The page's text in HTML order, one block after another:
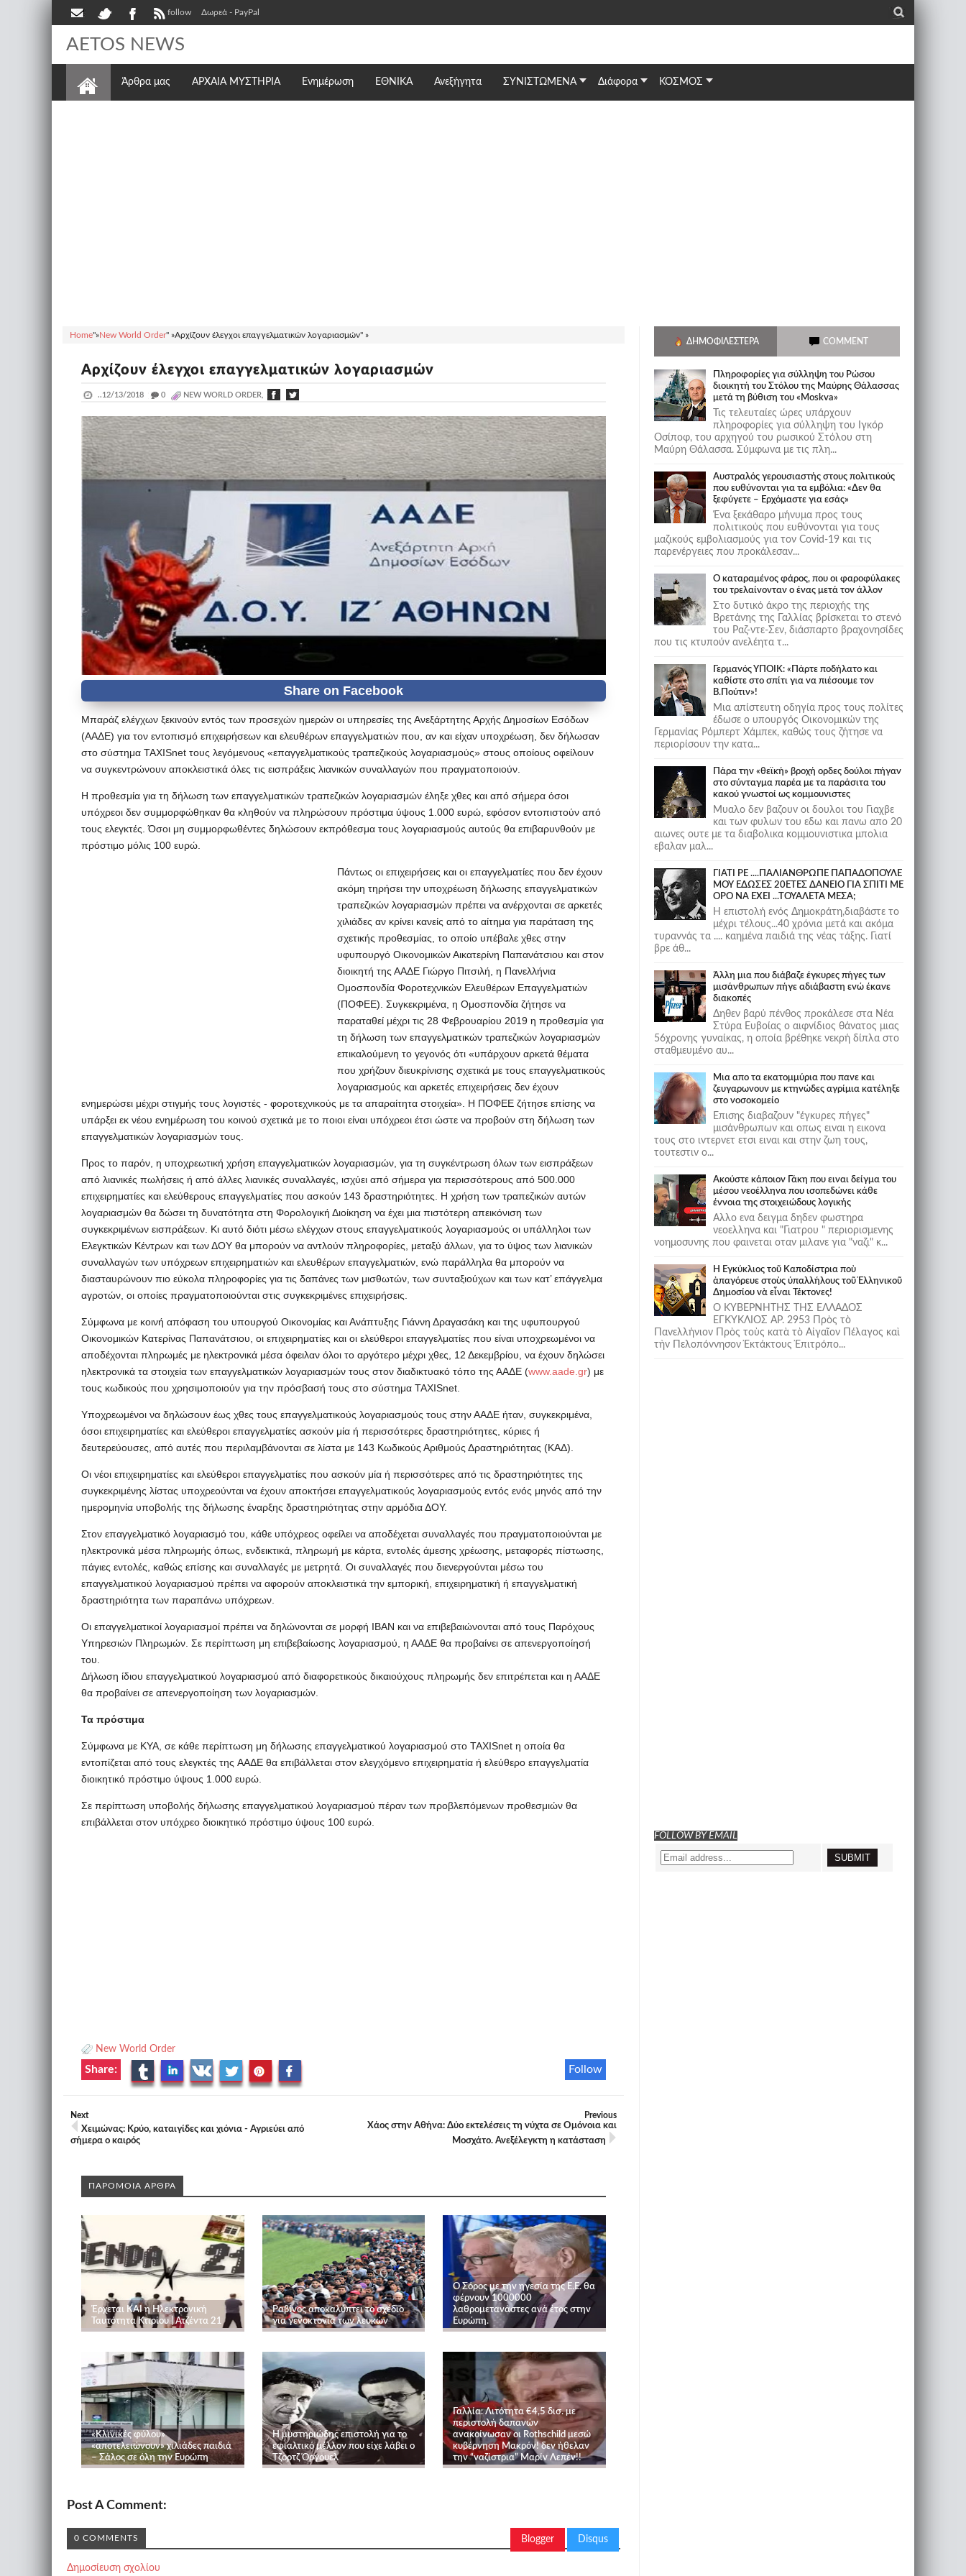
follow Δωρεά - PayPal _
AETOS NEWS
Άρθρα μας ΑΡΧΑΙΑ ΜΥΣΤΗΡΙΑ Ενημέρωση ΕΘΝΙΚΆ Ανεξήγητα ΣΥΝΙΣΤΩΜΕΝΑ Διάφορα ΚΟΣΜΟΣ
Home"»New World Order" »Αρχίζουν έλεγχοι επαγγελματικών λογαριασμών" »
Αρχίζουν έλεγχοι επαγγελματικών λογαριασμών
..12/13/2018 _ 0 NEW WORLD ORDER,
Μπαράζ ελέγχων ξεκινούν εντός των προσεχών ημερών οι υπηρεσίες της Ανεξάρτητης Αρχής Δημοσίων Εσόδων
(ΑΑΔΕ) για τον εντοπισμό επιχειρήσεων και ελευθέρων επαγγελματιών που, αν και είχαν υποχρέωση, δεν δήλωσαν
στο σύστημα TAXISnet τους λεγόμενους «επαγγελματικούς τραπεζικούς λογαριασμούς» στους οποίους οφείλουν
να συγκεντρώνουν αποκλειστικά όλες τις εισπράξεις λιανικών συναλλαγών που πραγματοποιούν.
Η προθεσμία για τη δήλωση των επαγγελματικών τραπεζικών λογαριασμών έληξε χθες και από σήμερα όσοι
υπόχρεοι δεν συμμορφώθηκαν θα κληθούν να πληρώσουν πρόστιμα ύψους 1.000 ευρώ, εφόσον εντοπιστούν από
τους ελεγκτές. Όσοι μη συμμορφωθέντες δηλώσουν εκπρόθεσμα τους λογαριασμούς αυτούς θα επιβαρυνθούν με
πρόστιμο μόλις 100 ευρώ.
Πάντως οι επιχειρήσεις και οι επαγγελματίες που δεν έχουν
ακόμη τηρήσει την υποχρέωση δήλωσης επαγγελματικών
τραπεζικών λογαριασμών πρέπει να ανέρχονται σε αρκετές
χιλιάδες αν κρίνει κανείς από το αίτημα για παράταση της
σχετικής προθεσμίας, το οποίο υπέβαλε χθες στην
υφυπουργό Οικονομικών Αικατερίνη Παπανάτσιου και στον
διοικητή της ΑΑΔΕ Γιώργο Πιτσιλή, η Πανελλήνια
Ομοσπονδία Φοροτεχνικών Ελευθέρων Επαγγελματιών
(ΠΟΦΕΕ). Συγκεκριμένα, η Ομοσπονδία ζήτησε να
παραταθεί μέχρι τις 28 Φεβρουαρίου 2019 η προθεσμία για
τη δήλωση των επαγγελματικών τραπεζικών λογαριασμών
επικαλούμενη το γεγονός ότι «υπάρχουν αρκετά θέματα
που χρήζουν διευκρίνισης σχετικά με τους επαγγελματικούς
λογαριασμούς και αρκετές επιχειρήσεις δεν έχουν
ενημερώσει μέχρι στιγμής τους λογιστές - φοροτεχνικούς με τα απαραίτητα στοιχεία». Η ΠΟΦΕΕ ζήτησε επίσης να
υπάρξει εκ νέου ενημέρωση του κοινού σχετικά με το ποιοι είναι υπόχρεοι έτσι ώστε να προβούν στη δήλωση των
επαγγελματικών λογαριασμών τους.
Προς το παρόν, η υποχρεωτική χρήση επαγγελματικών λογαριασμών, για τη συγκέντρωση όλων των εισπράξεων
από λιανικές πωλήσεις ή από άλλες λιανικές συναλλαγές, ισχύει από σήμερα για περισσότερους από 500.000
επιχειρηματίες και ελεύθερους επαγγελματίες που ασκούν 143 δραστηριότητες. Η χρήση των τραπεζικών αυτών
λογαριασμών θα δώσει τη δυνατότητα στη Φορολογική Διοίκηση να έχει μια πιστότερη απεικόνιση των
συγκεκριμένων εισπράξεων. Κι αυτό διότι μέσω ελέγχων στους επαγγελματικούς λογαριασμούς οι υπάλληλοι των
Ελεγκτικών Κέντρων και των ΔΟΥ θα μπορούν να αντλούν πληροφορίες, μεταξύ άλλων, για το ύψος των λιανικών
συναλλαγών των υπόχρεων επιχειρηματιών και ελευθέρων επαγγελματιών, ενώ παράλληλα θα μπορούν να
διασταυρώνουν πιο εύκολα πληροφορίες για τις δαπάνες των μισθωτών, των συνταξιούχων και των κατ’ επάγγελμα
αγροτών, οι οποίες πραγματοποιούνται στις συγκεκριμένες επιχειρήσεις.
Σύμφωνα με κοινή απόφαση του υπουργού Οικονομίας και Ανάπτυξης Γιάννη Δραγασάκη και της υφυπουργού
Οικονομικών Κατερίνας Παπανάτσιου, οι επιχειρηματίες και οι ελεύθεροι επαγγελματίες που είναι υποχρεωμένοι να
αποδέχονται πληρωμές με ηλεκτρονικά μέσα όφειλαν όλοι το αργότερο μέχρι χθες, 12 Δεκεμβρίου, να έχουν δηλώσει
ηλεκτρονικά τα στοιχεία των επαγγελματικών λογαριασμών τους στον διαδικτυακό τόπο της ΑΑΔΕ (www.aade.gr) με
τους κωδικούς που χρησιμοποιούν για την πρόσβασή τους στο σύστημα ΤΑΧΙSnet.
Υποχρεωμένοι να δηλώσουν έως χθες τους επαγγελματικούς λογαριασμούς τους στην ΑΑΔΕ ήταν, συγκεκριμένα,
όσοι επιχειρηματίες και ελεύθεροι επαγγελματίες ασκούν μία ή περισσότερες δραστηριότητες, κύριες ή
δευτερεύουσες, από αυτές που περιλαμβάνονται σε λίστα με 143 Κωδικούς Αριθμούς Δραστηριότητας (ΚΑΔ).
Οι νέοι επιχειρηματίες και ελεύθεροι επαγγελματίες που ασκούν μία ή περισσότερες από τις δραστηριότητες της
συγκεκριμένης λίστας υποχρεούνται να έχουν αποκτήσει επαγγελματικούς λογαριασμούς εντός ενός μηνός από την
ημερομηνία υποβολής της δήλωσης έναρξης δραστηριότητας στην αρμόδια ΔΟΥ.
Στον επαγγελματικό λογαριασμό του, κάθε υπόχρεος οφείλει να αποδέχεται συναλλαγές που πραγματοποιούνται με
ηλεκτρονικά μέσα πληρωμής όπως, ενδεικτικά, πληρωμή με κάρτα, εντολές άμεσης χρέωσης, μεταφορές πίστωσης,
πάγιες εντολές, καθώς επίσης και συναλλαγές με μετρητά. Οι συναλλαγές που διενεργούνται μέσω του
επαγγελματικού λογαριασμού πρέπει να αφορούν αποκλειστικά την εμπορική, επιχειρηματική ή επαγγελματική
δραστηριότητα των παραπάνω υπόχρεων.
Οι επαγγελματικοί λογαριασμοί πρέπει να δηλώνονται σε μορφή IBAN και να επιβεβαιώνονται από τους Παρόχους
Υπηρεσιών Πληρωμών. Σε περίπτωση μη επιβεβαίωσης λογαριασμού, η ΑΑΔΕ θα προβαίνει σε απενεργοποίησή
του.
Δήλωση ίδιου επαγγελματικού λογαριασμού από διαφορετικούς δικαιούχους πληρωμής δεν επιτρέπεται και η ΑΑΔΕ
θα προβαίνει σε απενεργοποίηση των λογαριασμών.
Τα πρόστιμα
Σύμφωνα με ΚΥΑ, σε κάθε περίπτωση μη δήλωσης επαγγελματικού λογαριασμού στο TAXISnet η οποία θα
εντοπίζεται από τους ελεγκτές της AAΔΕ θα επιβάλλεται στον ελεγχόμενο επιχειρηματία ή ελεύθερο επαγγελματία
διοικητικό πρόστιμο ύψους 1.000 ευρώ.
Σε περίπτωση υποβολής δήλωσης επαγγελματικού λογαριασμού πέραν των προβλεπόμενων προθεσμιών θα
επιβάλλεται στον υπόχρεο διοικητικό πρόστιμο ύψους 100 ευρώ.
New World Order
Follow
Share:
Next
Xειμώνας: Κρύο, καταιγίδες και χιόνια - Αγριεύει από
σήμερα ο καιρός
Previous
Χάος στην Αθήνα: Δύο εκτελέσεις τη νύχτα σε Ομόνοια και
Μοσχάτο. Ανεξέλεγκτη η κατάσταση
ΠΑΡΟΜΟΙΑ ΑΡΘΡΑ
Έρχεται ΚΑΙ η Ηλεκτρονική
Ταυτότητα Κτιρίου | Ατζέντα 21
Ραβίνος αποκαλύπτει το σχέδιο
για γενοκτονία των λευκών
Ο Σόρος με την ηγεσία της Ε.Ε. θα
φέρνουν 1000000
λαθρομετανάστες ανά έτος στην
Ευρώπη.
«Κλινικές φύλου»
«αποτελειώνουν» χιλιάδες παιδιά
– Σάλος σε όλη την Ευρώπη
Η μυστηριώδης επιστολή για το
εφιαλτικό μέλλον που είχε λάβει ο
Τζορτζ Όργουελ
Γαλλία: Λιτότητα €4,5 δισ. με
περιστολή δαπανών
ανακοίνωσαν οι Rothschild μεσώ
κυβέρνηση Μακρόν! δεν ήθελαν
την “ναζίστρια” Μαρίν Λεπέν!!
Post A Comment:
Blogger Disqus
0 COMMENTS
Δημοσίευση σχολίου
ΔΗΜΟΦΙΛΈΣΤΕΡΑ COMMENT
Πληροφορίες για σύλληψη του Ρώσου
διοικητή του Στόλου της Mαύρης Θάλασσας
μετά τη βύθιση του «Moskva»
Τις τελευταίες ώρες υπάρχουν
πληροφορίες για σύλληψη του Ιγκόρ
Οσίποφ, του αρχηγού του ρωσικού Στόλου στη
Μαύρη Θάλασσα. Σύμφωνα με τις πλη...
Αυστραλός γερουσιαστής στους πολιτικούς
που ευθύνονται για τα εμβόλια: «Δεν θα
ξεφύγετε – Ερχόμαστε για εσάς»
Ένα ξεκάθαρο μήνυμα προς τους
πολιτικούς που ευθύνονται για τους
μαζικούς εμβολιασμούς για τον Covid-19 και τις
παρενέργειες που προκάλεσαν...
Ο καταραμένος φάρος, που οι φαροφύλακες
του τρελαίνονταν ο ένας μετά τον άλλον
Στο δυτικό άκρο της περιοχής της
Βρετάνης της Γαλλίας βρίσκεται το στενό
του Ραζ-ντε-Σεν, διάσπαρτο βραχονησίδες
που τις κτυπούν ανελέητα τ...
Γερμανός ΥΠΟΙΚ: «Πάρτε ποδήλατο και
καθίστε στο σπίτι για να πιέσουμε τον
Β.Πούτιν»!
Μια απίστευτη οδηγία προς τους πολίτες
έδωσε ο υπουργός Οικονομικών της
Γερμανίας Ρόμπερτ Χάμπεκ, καθώς τους ζήτησε να
περιορίσουν την κατα...
Πάρα την «θεϊκή» βροχή ορδες δούλοι πήγαν
στο σύνταγμα παρέα με τα παράσιτα του
κακού γνωστοί ως κομμουνιστες
Μυαλο δεν βαζουν οι δουλοι του Γιαχβε
και των φυλων του εδω και πανω απο 20
αιωνες ουτε με τα διαβολικα κομμουνιστικα μπολια
εβαλαν μαλ...
ΓΙΑΤΙ ΡΕ ....ΠΑΛΙΑΝΘΡΩΠΕ ΠΑΠΑΔΟΠΟΥΛΕ
ΜΟΥ ΕΔΩΣΕΣ 20ΕΤΕΣ ΔΑΝΕΙΟ ΓΙΑ ΣΠΙΤΙ ΜΕ
ΟΡΟ ΝΑ ΕΧΕΙ ...ΤΟΥΑΛΕΤΑ ΜΕΣΑ;
Η επιστολή ενός Δημοκράτη,διαβάστε το
μέχρι τέλους...40 χρόνια μετά και ακόμα
τυραννάς τα .... καημένα παιδιά της νέας τάξης. Γιατί
βρε άθ...
Άλλη μια που διάβαζε έγκυρες πήγες των
μισάνθρωπων πήγε αδιάβαστη ενώ έκανε
διακοπές
Δηθεν βαρύ πένθος προκάλεσε στα Νέα
Στύρα Ευβοίας ο αιφνίδιος θάνατος μιας
56χρονης γυναίκας, η οποία βρέθηκε νεκρή δίπλα στο
σταθμευμένο αυ...
Μια απο τα εκατομμύρια που πανε και
ζευγαρωνουν με κτηνώδες αγρίμια κατέληξε
στο νοσοκομείο
Επισης διαβαζουν "έγκυρες πήγες"
μισάνθρωπων και οπως ειναι η εικονα
τους στο ιντερνετ ετσι ειναι και στην ζωη τους,
τουτεστιν ο...
Ακούστε κάποιον Γάκη που ειναι δείγμα του
μέσου νεοέλληνα που ισοπεδώνει κάθε
έννοια της στοιχειώδους λογικής
Αλλο ενα δειγμα δηδεν φωστηρα
νεοελληνα και "Γιατρου " περιορισμενης
νοημοσυνης που φαινεται οταν μιλανε για "ναζι" κ...
Ἡ Ἐγκύκλιος τοῦ Καποδίστρια ποὺ
ἀπαγόρευε στοὺς ὑπαλλήλους τοῦ Ἑλληνικοῦ
Δημοσίου νὰ εἶναι Τέκτονες!
Ο ΚΥΒΕΡΝΗΤΗΣ ΤΗΣ ΕΛΛΑΔΟΣ
ΕΓΚΥΚΛΙΟΣ ΑΡ. 2953 Πρὸς τὸ
Πανελλήνιον Πρὸς τοὺς κατὰ τὸ Αἰγαῖον Πέλαγος καὶ
τὴν Πελοπόννησον Ἐκτάκτους Ἐπιτρόπο...
FOLLOW BY EMAIL